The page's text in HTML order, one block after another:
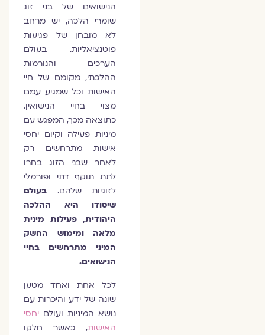
הנישואים של בני זוג
שומרי הלכה, יש מרחב
לא מובחן של פגיעות
פוטנציאליות. בעולם
הערכים והנורמות
ההלכתי, מקומם של חיי
האישות וכל שמגיע עמם
מצוי בחיי הנישואין.
כתוצאה מכך, המפגש עם
מיניות פעילה וקיום יחסי
אישות מתרחשים רק
לאחר שבני הזוג בחרו
לתת תוקף דתי ופורמלי
לזוגיות שלהם.
בעולם
שיסודו היא ההלכה
היהודית, פעילות מינית
מלאה ומימוש החשק
המיני מתרחשים בחיי
הנישואים.
לכל אחת ואחד מטען
שונה של ידע והיכרות עם
נושא המיניות ועולםיחסי
האישות, כאשר חלקו